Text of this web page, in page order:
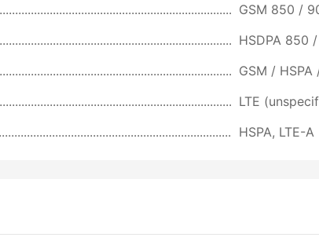
GSM 850 /
HSDPA 850
GSM / HSPA
LTE
HSPA, LTE-A